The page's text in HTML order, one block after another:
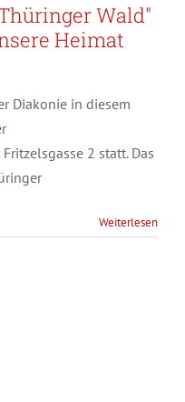
Wald"
Heimat
in diesem
2 statt. Das
Weiterlesen